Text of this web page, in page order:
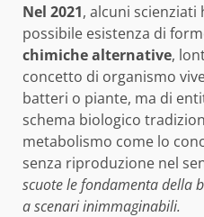
Nel 2021, alcuni
possibile esistenza di
chimiche alternative,
concetto di organismo
batteri o piante, ma di
schema biologico
metabolismo come lo
senza riproduzione nel
scuote le fondamenta della
a scenari inimmaginabili.